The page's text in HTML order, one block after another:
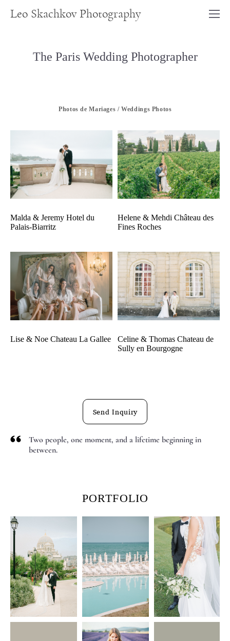
Leo Skachkov Photography
The Paris Wedding Photographer
Photos de Mariages / Weddings Photos
Malda & Jeremy Hotel du
Palais-Biarritz
Helene & Mehdi Château des
Fines Roches
Lise & Noe Chateau La Gallee
Celine & Thomas Chateau de
Sully en Bourgogne
Send Inquiry
Two people, one moment, and a lifetime beginning in
between.
PORTFOLIO